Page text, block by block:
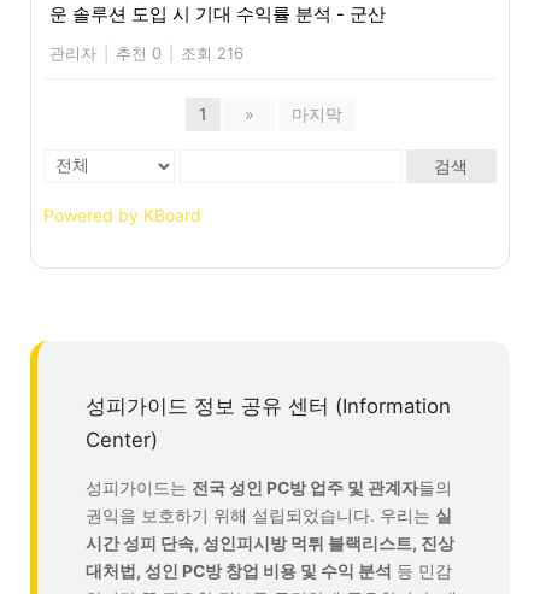
운 솔루션 도입 시 기대 수익률 분석 - 군산
관리자 추천 0 조회 216
1 » 마지막
검색
Powered by KBoard
성피가이드 정보 공유 센터 (Information
Center)
성피가이드는 전국 성인 PC방 업주 및 관계자들의
권익을 보호하기 위해 설립되었습니다. 우리는 실
시간 성피 단속, 성인피시방 먹튀 블랙리스트, 진상
대처법, 성인 PC방 창업 비용 및 수익 분석 등 민감